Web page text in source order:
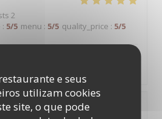
e seus
utilizam cookies
site, o que pode
2
: 5/5 menu : 5/5 quality_price : 5/5
de qualité